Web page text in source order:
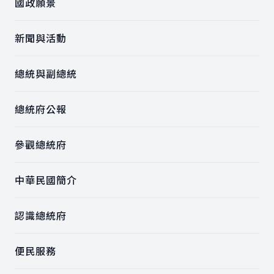
新聞與活動
總統與副總統
總統府公報
參觀總統府
中華民國簡介
認識總統府
便民服務